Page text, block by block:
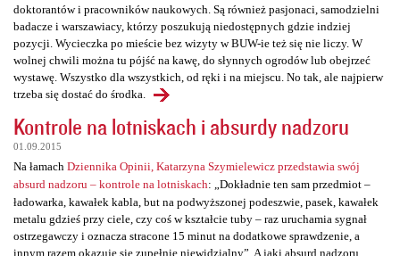
doktorantów i pracowników naukowych. Są również pasjonaci, samodzielni
badacze i warszawiacy, którzy poszukują niedostępnych gdzie indziej
pozycji. Wycieczka po mieście bez wizyty w BUW-ie też się nie liczy. W
wolnej chwili można tu pójść na kawę, do słynnych ogrodów lub obejrzeć
wystawę. Wszystko dla wszystkich, od ręki i na miejscu. No tak, ale najpierw
trzeba się dostać do środka.
Kontrole na lotniskach i absurdy nadzoru
01.09.2015
Na łamach Dziennika Opinii, Katarzyna Szymielewicz przedstawia swój
absurd nadzoru – kontrole na lotniskach: „Dokładnie ten sam przedmiot –
ładowarka, kawałek kabla, but na podwyższonej podeszwie, pasek, kawałek
metalu gdzieś przy ciele, czy coś w kształcie tuby – raz uruchamia sygnał
ostrzegawczy i oznacza stracone 15 minut na dodatkowe sprawdzenie, a
innym razem okazuje się zupełnie niewidzialny”. A jaki absurd nadzoru